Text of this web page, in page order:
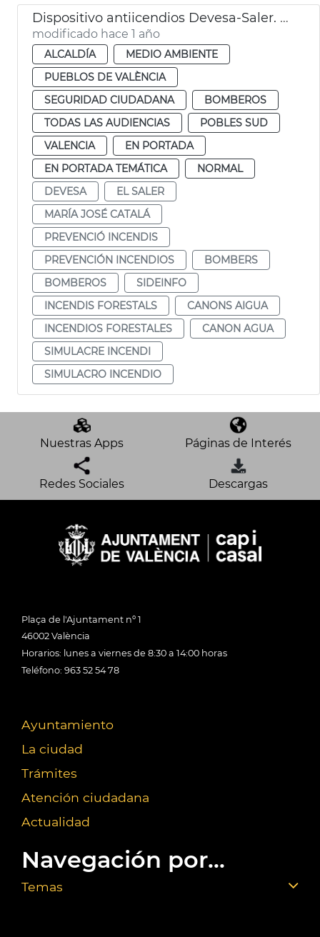
Dispositivo antiicendios Devesa-Saler. València
modificado hace 1 año
ALCALDÍA
MEDIO AMBIENTE
PUEBLOS DE VALÈNCIA
SEGURIDAD CIUDADANA
BOMBEROS
TODAS LAS AUDIENCIAS
POBLES SUD
VALENCIA
EN PORTADA
EN PORTADA TEMÁTICA
NORMAL
DEVESA
EL SALER
MARÍA JOSÉ CATALÁ
PREVENCIÓ INCENDIS
PREVENCIÓN INCENDIOS
BOMBERS
BOMBEROS
SIDEINFO
INCENDIS FORESTALS
CANONS AIGUA
INCENDIOS FORESTALES
CANON AGUA
SIMULACRE INCENDI
SIMULACRO INCENDIO
Nuestras Apps Páginas de Interés
Redes Sociales Descargas
Plaça de l'Ajuntament nº 1
46002 València
Horarios: lunes a viernes de 8:30 a 14:00 horas
Teléfono: 963 52 54 78
Ayuntamiento
La ciudad
Trámites
Atención ciudadana
Actualidad
Navegación por...
Temas